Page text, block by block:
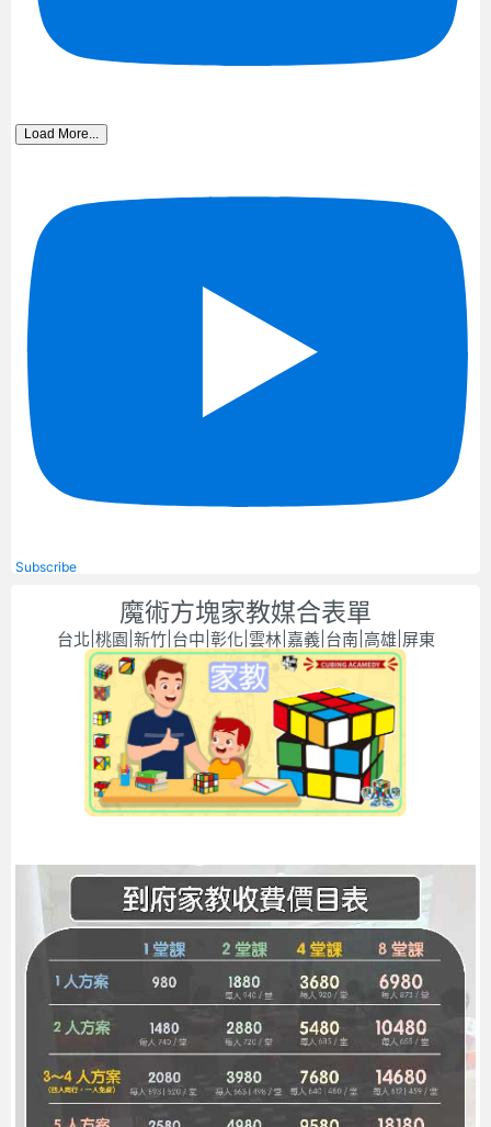
Load More...
Subscribe
魔術方塊家教媒合表單
台北|桃園|新竹|台中|彰化|雲林|嘉義|台南|高雄|屏東